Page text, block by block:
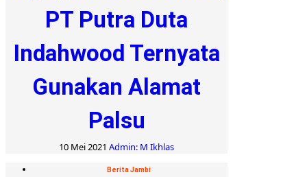
PT Putra Duta
Indahwood Ternyata
Gunakan Alamat
Palsu
10 Mei 2021 Admin: M Ikhlas
Berita Jambi